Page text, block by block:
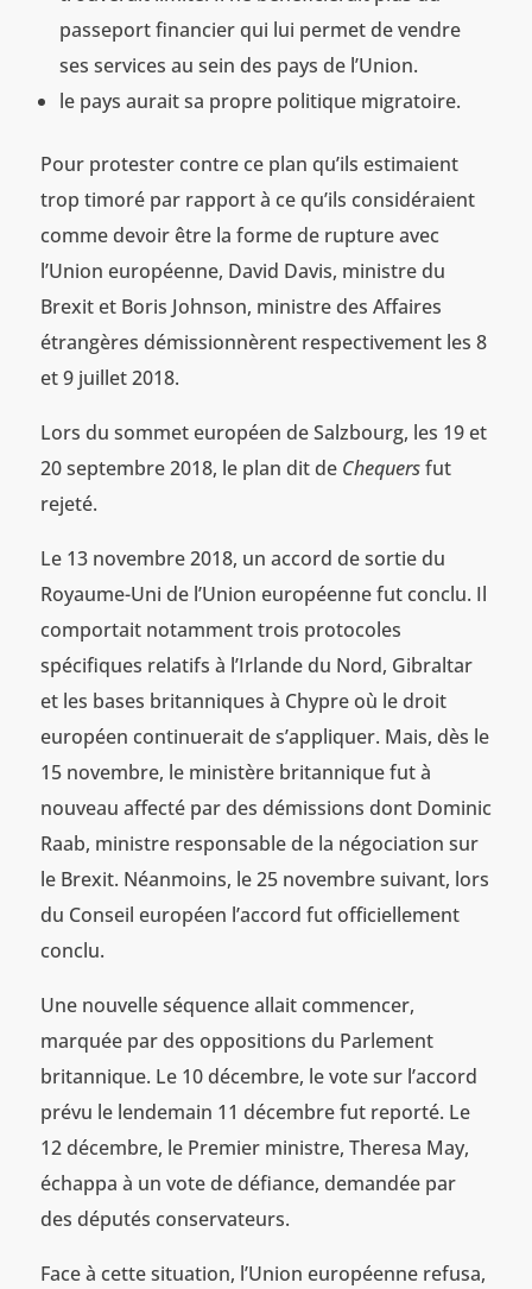
passeport financier qui lui permet de vendre
ses services au sein des pays de l’Union.
le pays aurait sa propre politique migratoire.
Pour protester contre ce plan qu’ils estimaient
trop timoré par rapport à ce qu’ils considéraient
comme devoir être la forme de rupture avec
l’Union européenne, David Davis, ministre du
Brexit et Boris Johnson, ministre des Affaires
étrangères démissionnèrent respectivement les 8
et 9 juillet 2018.
Lors du sommet européen de Salzbourg, les 19 et
20 septembre 2018, le plan dit de Chequersfut
rejeté.
Le 13 novembre 2018, un accord de sortie du
Royaume-Uni de l’Union européenne fut conclu. Il
comportait notamment trois protocoles
spécifiques relatifs à l’Irlande du Nord, Gibraltar
et les bases britanniques à Chypre où le droit
européen continuerait de s’appliquer. Mais, dès le
15 novembre, le ministère britannique fut à
nouveau affecté par des démissions dont Dominic
Raab, ministre responsable de la négociation sur
le Brexit. Néanmoins, le 25 novembre suivant, lors
du Conseil européen l’accord fut officiellement
conclu.
Une nouvelle séquence allait commencer,
marquée par des oppositions du Parlement
britannique. Le 10 décembre, le vote sur l’accord
prévu le lendemain 11 décembre fut reporté. Le
12 décembre, le Premier ministre, Theresa May,
échappa à un vote de défiance, demandée par
des députés conservateurs.
Face à cette situation, l’Union européenne refusa,